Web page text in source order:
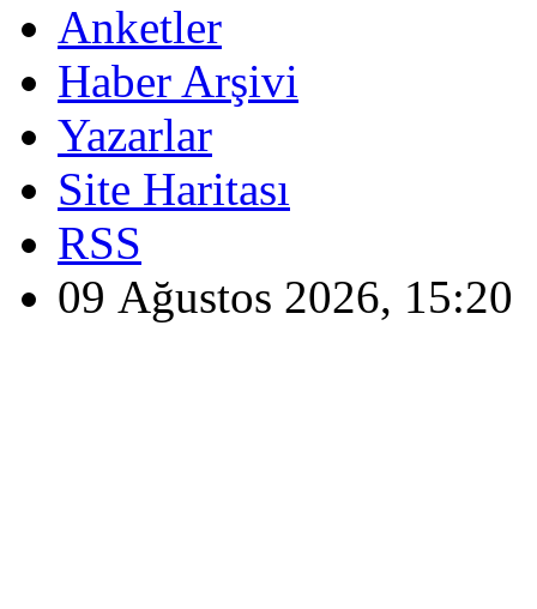
Anketler
Haber Arşivi
Yazarlar
Site Haritası
RSS
09 Ağustos 2026, 15:20